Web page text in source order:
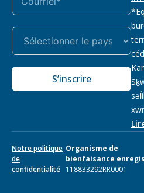
S’inscrire
Notre politique
de
confidentialité
Organisme de
bienfaisance
118833292RR0001